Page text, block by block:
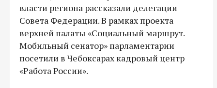
власти региона рассказали делегации
Совета Федерации. В рамках проекта
верхней палаты «Социальный маршрут.
Мобильный сенатор» парламентарии
посетили в Чебоксарах кадровый центр
«Работа России».